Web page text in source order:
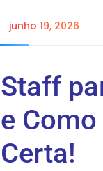
junho 19, 2026
Staff
e
Certa!